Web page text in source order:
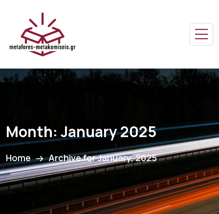
Month: January 2025
Home Archive for January, 2025